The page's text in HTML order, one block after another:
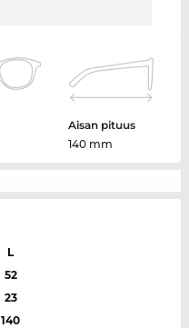
Aisan pituus
140 mm
L
52
23
140